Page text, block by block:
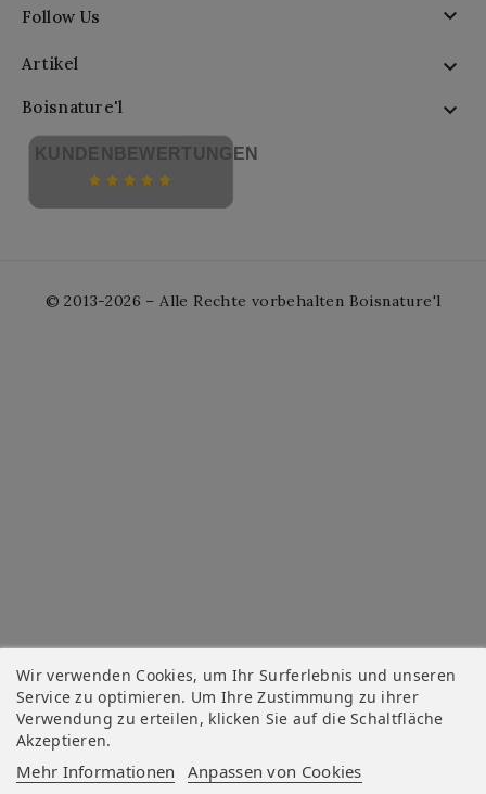
Follow Us 
Artikel 
Boisnature'l 
Wir verwenden Cookies, um Ihr Surferlebnis und unseren
Service zu optimieren. Um Ihre Zustimmung zu ihrer
Verwendung zu erteilen, klicken Sie auf die Schaltfläche
Akzeptieren.
Mehr Informationen Anpassen von Cookies
KUNDENBEWERTUNGEN
© 2013-2026 – Alle Rechte vorbehalten Boisnature'l